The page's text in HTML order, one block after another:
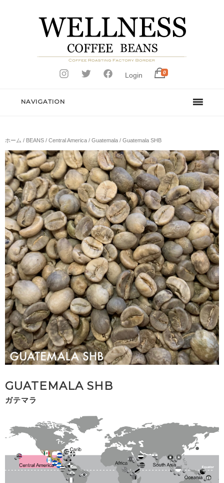
Login 0
NAVIGATION
ホーム / BEANS / Central America / Guatemala / Guatemala SHB
GUATEMALA SHB
ガテマラ